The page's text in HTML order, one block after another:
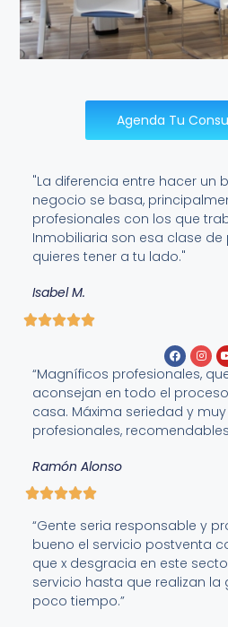
Agenda Tu
"La diferencia entre hacer un
negocio se basa,
profesionales con los que
Inmobiliaria son esa clase de
quieres tener a tu lado."
Isabel M.
“Magníficos profesionales,
aconsejan en todo el
casa. Máxima seriedad y
profesionales, recomendables
Ramón Alonso
“Gente seria responsable y
bueno el servicio postventa
que x desgracia en este
servicio hasta que realizan la
poco tiempo.”